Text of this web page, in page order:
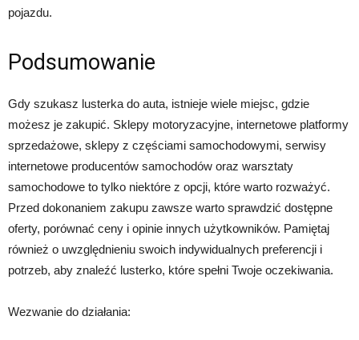
pojazdu.
Podsumowanie
Gdy szukasz lusterka do auta, istnieje wiele miejsc, gdzie
możesz je zakupić. Sklepy motoryzacyjne, internetowe platformy
sprzedażowe, sklepy z częściami samochodowymi, serwisy
internetowe producentów samochodów oraz warsztaty
samochodowe to tylko niektóre z opcji, które warto rozważyć.
Przed dokonaniem zakupu zawsze warto sprawdzić dostępne
oferty, porównać ceny i opinie innych użytkowników. Pamiętaj
również o uwzględnieniu swoich indywidualnych preferencji i
potrzeb, aby znaleźć lusterko, które spełni Twoje oczekiwania.
Wezwanie do działania: